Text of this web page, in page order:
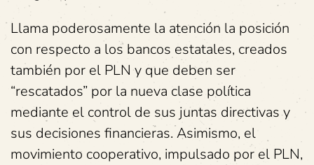
Llama poderosamente la atención la posición
con respecto a los bancos estatales, creados
también por el PLN y que deben ser
“rescatados” por la nueva clase política
mediante el control de sus juntas directivas y
sus decisiones financieras. Asimismo, el
movimiento cooperativo, impulsado por el PLN,